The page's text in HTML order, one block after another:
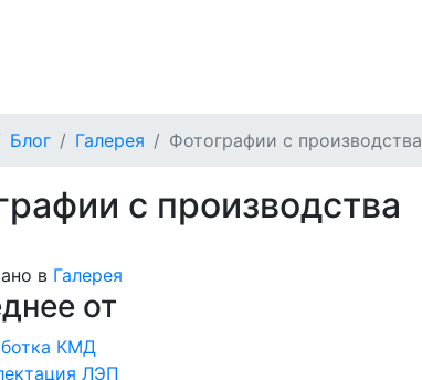
Блог Галерея Фотографии с производства
с производства
в Галерея
от
КМД
ЛЭП